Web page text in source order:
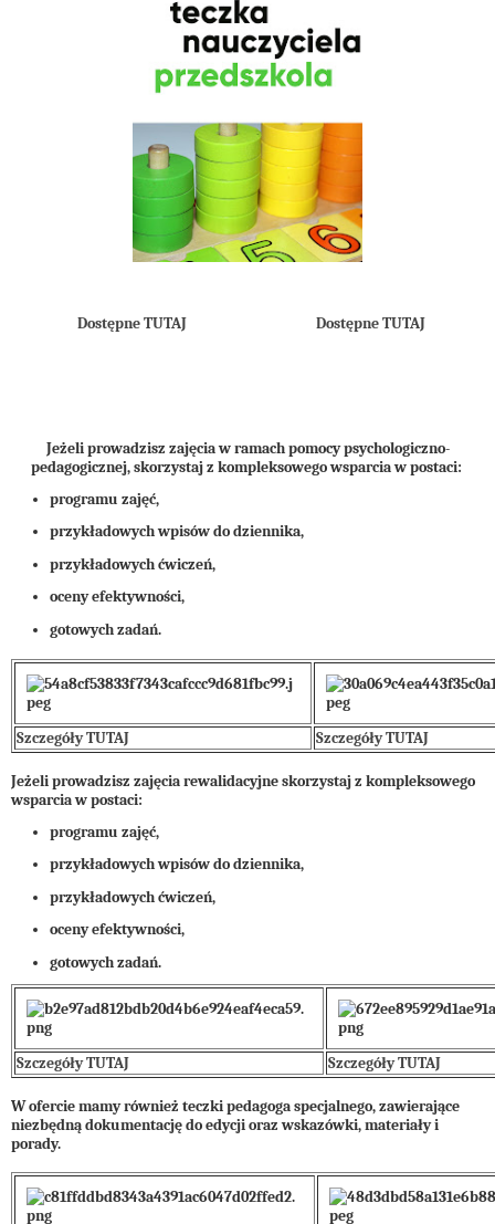
Dostępne TUTAJ Dostępne TUTAJ
Jeżeli prowadzisz zajęcia w ramach pomocy psychologiczno-
pedagogicznej, skorzystaj z kompleksowego wsparcia w postaci:
programu zajęć,
przykładowych wpisów do dziennika,
przykładowych ćwiczeń,
oceny efektywności,
gotowych zadań.
Szczegóły TUTAJ Szczegóły TUTAJ
Jeżeli prowadzisz zajęcia rewalidacyjne skorzystaj z kompleksowego
wsparcia w postaci:
programu zajęć,
przykładowych wpisów do dziennika,
przykładowych ćwiczeń,
oceny efektywności,
gotowych zadań.
Szczegóły TUTAJ Szczegóły TUTAJ
W ofercie mamy również teczki pedagoga specjalnego, zawierające
niezbędną dokumentację do edycji oraz wskazówki, materiały i
porady.